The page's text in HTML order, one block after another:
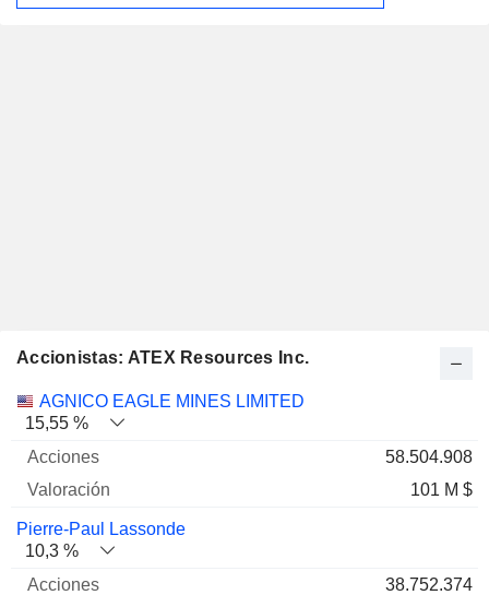
Accionistas: ATEX Resources Inc.
Nombre Acciones % Valoración
AGNICO EAGLE MINES LIMITED
15,55 %
58.504.908
101 M $
Pierre-Paul Lassonde
10,3 %
38.752.374